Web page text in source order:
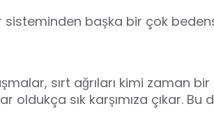
sisteminden başka bir çok
sırt ağrıları kimi
oldukça sık karşımıza çıkar.